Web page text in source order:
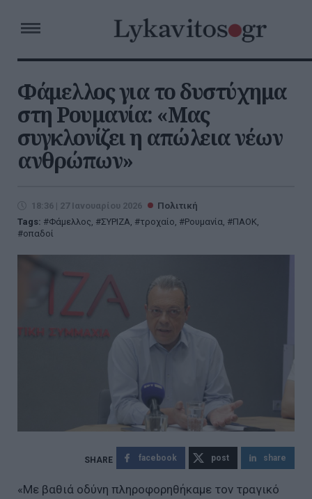
Φάμελλος για το δυστύχημα
στη Ρουμανία: «Μας
συγκλονίζει η απώλεια νέων
ανθρώπων»
18:36 | 27 Ιανουαρίου 2026
Πολιτική
Tags:
Φάμελλος, ΣΥΡΙΖΑ, τροχαίο, Ρουμανία, ΠΑΟΚ,
οπαδοί
facebook post share
«Με βαθιά οδύνη πληροφορηθήκαμε τον τραγικό